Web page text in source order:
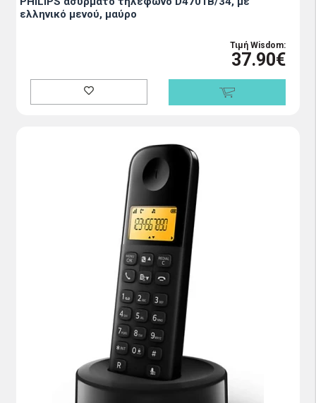
ελληνικό μενού, μαύρο
Τιμή Wisdom:
37.90€